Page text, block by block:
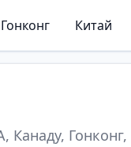
Гонконг Китай
Канаду, Гонконг,